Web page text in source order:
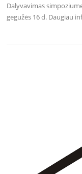
Dalyvavimas
gegužės 16 d. Daugiau